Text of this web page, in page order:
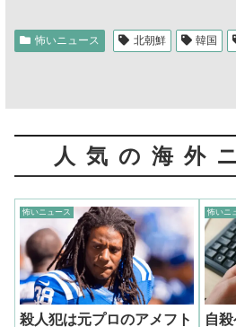
怖いニュース 北朝鮮 韓国
人気の海外
怖いニュース
殺人犯は元プロのアメフト
怖いニ
自